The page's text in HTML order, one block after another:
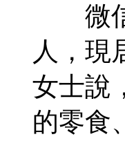
微信
人，現
女士說
的零食